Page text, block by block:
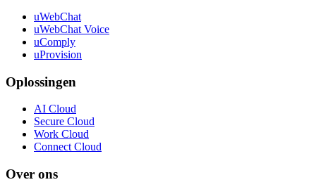
uWebChat
uWebChat Voice
uComply
uProvision
Oplossingen
AI Cloud
Secure Cloud
Work Cloud
Connect Cloud
Over ons